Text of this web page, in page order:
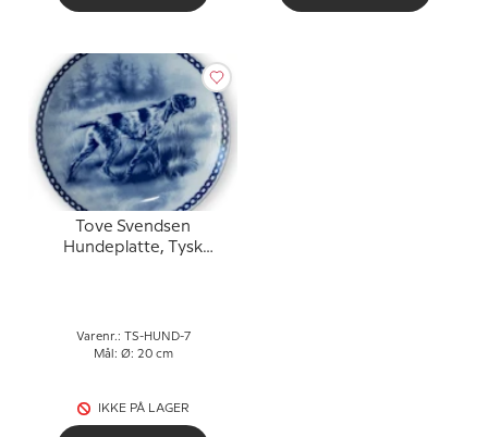
Tove Svendsen
Hundeplatte, Tysk
Varenr.: TS-HUND-7
Mål: Ø: 20 cm
IKKE PÅ LAGER